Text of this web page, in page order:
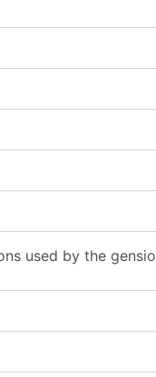
used by the gensio